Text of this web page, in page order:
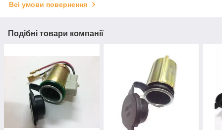
Всі умови повернення
Подібні товари компанії